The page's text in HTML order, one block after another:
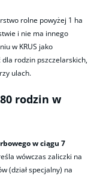
rolne powyżej 1 ha
i nie ma innego
w KRUS jako
dla rodzin pszczelarskich,
ulach.
rodzin w
w ciągu 7
wówczas zaliczki na
(dział specjalny) na